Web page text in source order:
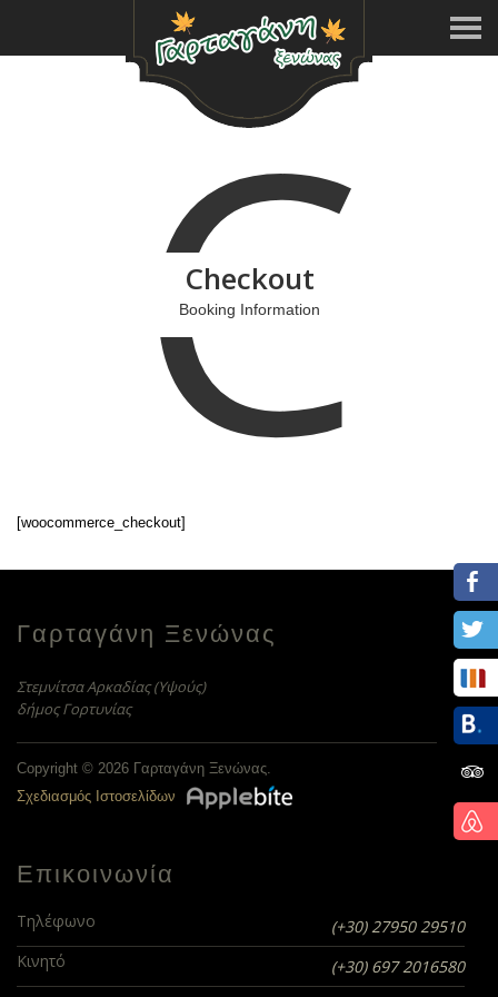
C
Checkout
Booking Information
[woocommerce_checkout]
Γαρταγάνη Ξενώνας
Στεμνίτσα Αρκαδίας (Υψούς)
δήμος Γορτυνίας
Copyright © 2026 Γαρταγάνη Ξενώνας.
Σχεδιασμός Ιστοσελίδων
Επικοινωνία
Τηλέφωνο
(+30) 27950 29510
Κινητό
(+30) 697 2016580